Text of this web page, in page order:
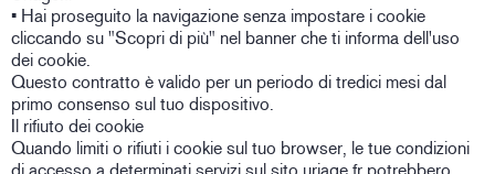
• Hai proseguito la navigazione senza impostare i cookie
cliccando su "Scopri di più" nel banner che ti informa dell'uso
dei cookie.
Questo contratto è valido per un periodo di tredici mesi dal
primo consenso sul tuo dispositivo.
Il rifiuto dei cookie
Quando limiti o rifiuti i cookie sul tuo browser, le tue condizioni